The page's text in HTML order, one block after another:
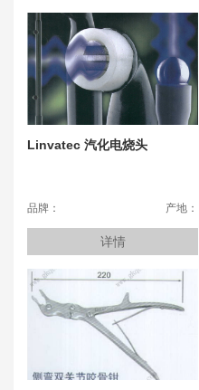
Linvatec 汽化电烧头
品牌： 产地：
详情